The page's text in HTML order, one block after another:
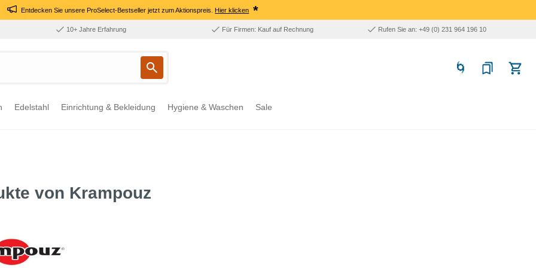
Entdecken Sie unsere ProSelect-Bestseller jetzt zum Aktionspreis.Hier klicken *
10+ Jahre Erfahrung Für Firmen: Kauf auf Rechnung Rufen Sie an: +49 (0) 231 964 196 10
Edelstahl Einrichtung & Bekleidung Hygiene & Waschen Sale
von Krampouz